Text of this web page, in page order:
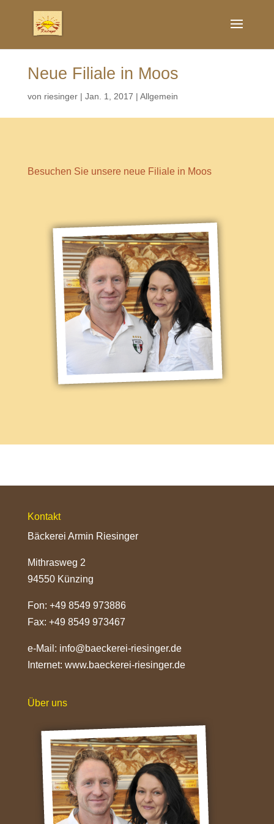
Neue Filiale in Moos
von riesinger| Jan. 1, 2017 | Allgemein
Besuchen Sie unsere neue Filiale in Moos
Kontakt
Bäckerei Armin Riesinger
Mithrasweg 2
94550 Künzing
Fon: +49 8549 973886
Fax: +49 8549 973467
e-Mail: info@baeckerei-riesinger.de
Internet: www.baeckerei-riesinger.de
Über uns